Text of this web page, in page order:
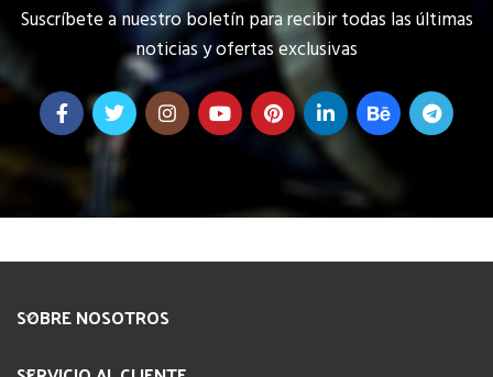
Suscríbete a nuestro boletín para recibir todas las últimas
noticias y ofertas exclusivas
SOBRE NOSOTROS